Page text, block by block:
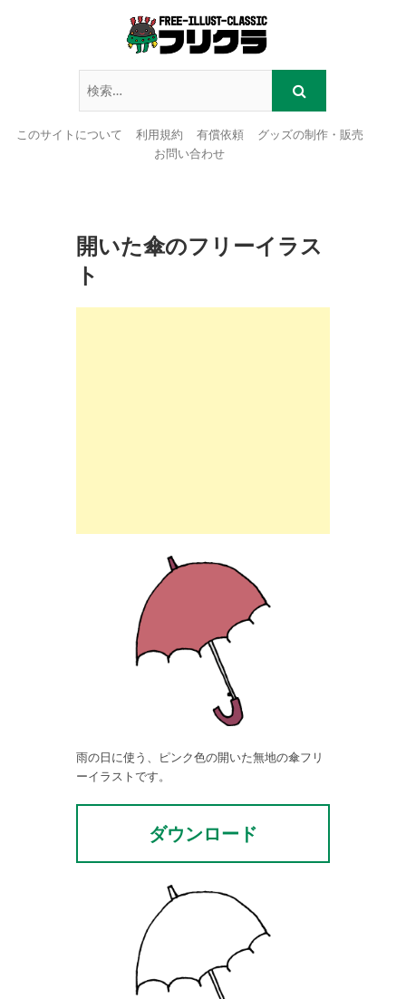
このサイトについて 利用規約 有償依頼
グッズの制作・販売
お問い合わせ
開いた傘のフリーイラス
ト
雨の日に使う、ピンク色の開いた無地の傘フリ
ーイラストです。
ダウンロード